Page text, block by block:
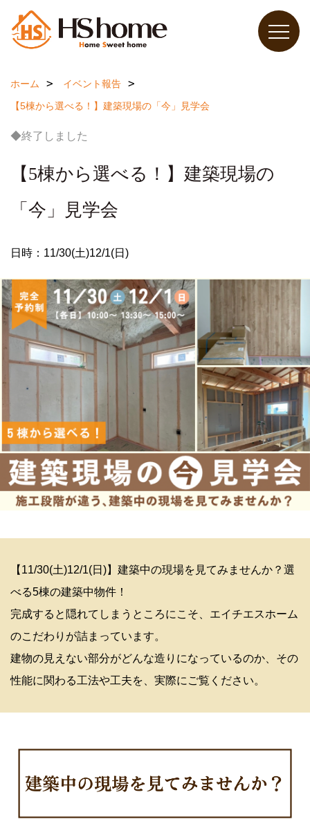
ホーム
イベント報告
【5棟から選べる！】建築現場の「今」見学会
◆終了しました
【5棟から選べる！】建築現場の
「今」見学会
日時：11/30(土)12/1(日)
【11/30(土)12/1(日)】建築中の現場を見てみませんか？選
べる5棟の建築中物件！
完成すると隠れてしまうところにこそ、エイチエスホーム
のこだわりが詰まっています。
建物の見えない部分がどんな造りになっているのか、その
性能に関わる工法や工夫を、実際にご覧ください。